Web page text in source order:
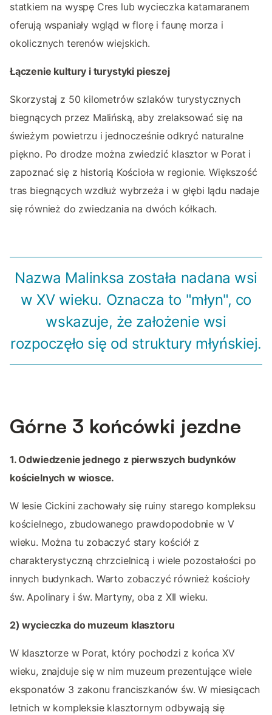
statkiem na wyspę Cres lub wycieczka katamaranem
oferują wspaniały wgląd w florę i faunę morza i
okolicznych terenów wiejskich.
Łączenie kultury i turystyki pieszej
Skorzystaj z 50 kilometrów szlaków turystycznych
biegnących przez Malińską, aby zrelaksować się na
świeżym powietrzu i jednocześnie odkryć naturalne
piękno. Po drodze można zwiedzić klasztor w Porat i
zapoznać się z historią Kościoła w regionie. Większość
tras biegnących wzdłuż wybrzeża i w głębi lądu nadaje
się również do zwiedzania na dwóch kółkach.
Nazwa Malinksa została nadana wsi
w XV wieku. Oznacza to "młyn", co
wskazuje, że założenie wsi
rozpoczęło się od struktury młyńskiej.
Górne 3 końcówki jezdne
1. Odwiedzenie jednego z pierwszych budynków
kościelnych w wiosce.
W lesie Cickini zachowały się ruiny starego kompleksu
kościelnego, zbudowanego prawdopodobnie w V
wieku. Można tu zobaczyć stary kościół z
charakterystyczną chrzcielnicą i wiele pozostałości po
innych budynkach. Warto zobaczyć również kościoły
św. Apolinary i św. Martyny, oba z XII wieku.
2) wycieczka do muzeum klasztoru
W klasztorze w Porat, który pochodzi z końca XV
wieku, znajduje się w nim muzeum prezentujące wiele
eksponatów 3 zakonu franciszkanów św. W miesiącach
letnich w kompleksie klasztornym odbywają się